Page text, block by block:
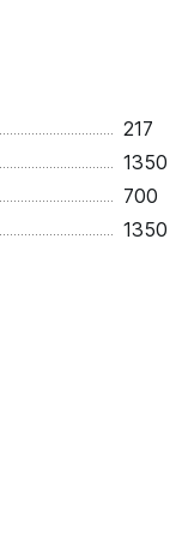
217
1350
700
1350